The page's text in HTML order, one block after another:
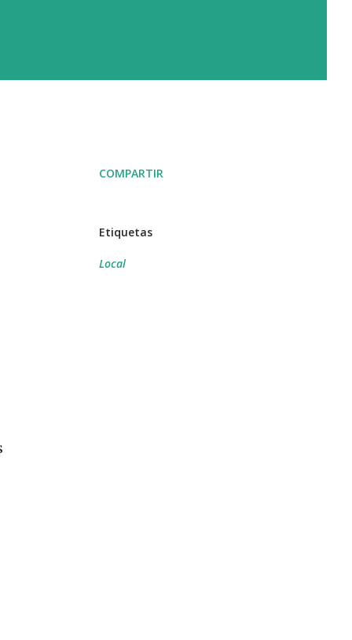
COMPARTIR
Etiquetas
Local